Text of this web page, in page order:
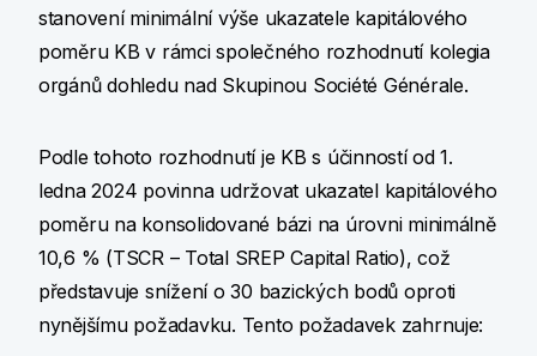
stanovení minimální výše ukazatele kapitálového
poměru KB v rámci společného rozhodnutí kolegia
orgánů dohledu nad Skupinou Société Générale.
Podle tohoto rozhodnutí je KB s účinností od 1.
ledna 2024 povinna udržovat ukazatel kapitálového
poměru na konsolidované bázi na úrovni minimálně
10,6 % (TSCR – Total SREP Capital Ratio), což
představuje snížení o 30 bazických bodů oproti
nynějšímu požadavku. Tento požadavek zahrnuje: